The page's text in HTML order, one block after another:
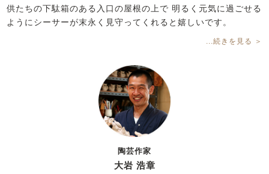
供たちの下駄箱のある入口の屋根の上で 明るく元気に過ごせる
ようにシーサーが末永く見守ってくれると嬉しいです。
...続きを見る ＞
陶芸作家
大岩 浩章